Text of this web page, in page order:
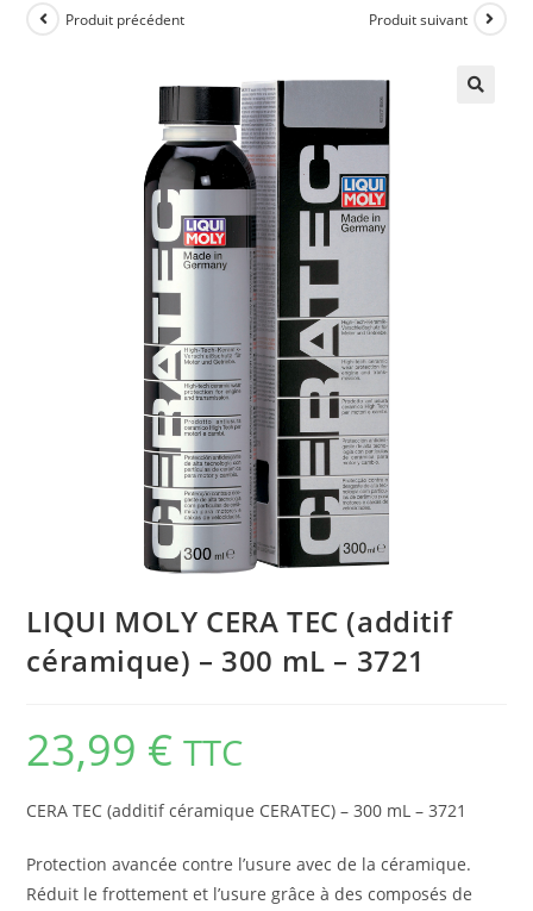
Produit précédent Produit suivant
LIQUI MOLY CERA TEC (additif
céramique) – 300 mL – 3721
23,99 € TTC
CERA TEC (additif céramique CERATEC) – 300 mL – 3721
Protection avancée contre l’usure avec de la céramique.
Réduit le frottement et l’usure grâce à des composés de